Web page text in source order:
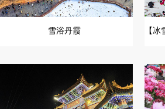
雪浴丹霞